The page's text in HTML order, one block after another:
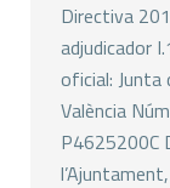
Directiva
adjudicador
oficial: Junta
València
P4625200C